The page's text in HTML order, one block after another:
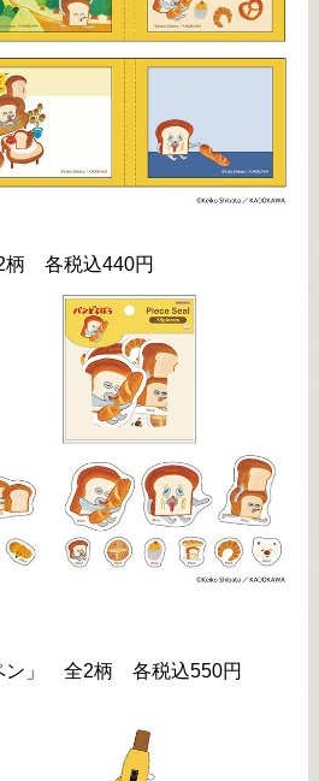
柄 各税込440円
ン」 全2柄 各税込550円